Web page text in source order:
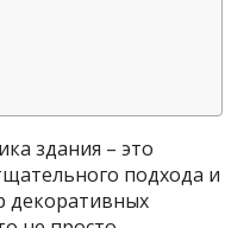
здания – это
подхода и
декоративных